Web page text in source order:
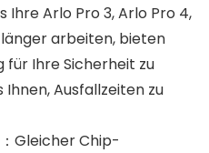
Ihre Arlo Pro 3, Arlo Pro 4,
arbeiten, bieten
Ihre Sicherheit zu
Ausfallzeiten zu
Gleicher Chip-